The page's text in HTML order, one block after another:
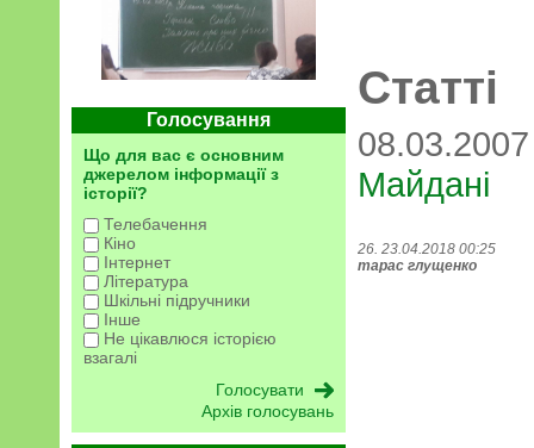
Голосування
Що для вас є основним
джерелом інформації з
історії?
Телебачення
Кіно
Інтернет
Література
Шкільні підручники
Інше
Не цікавлюся історією
взагалі
Архів голосувань
Статті
Майдані
26. 23.04.2018 00:25
тарас глущенко